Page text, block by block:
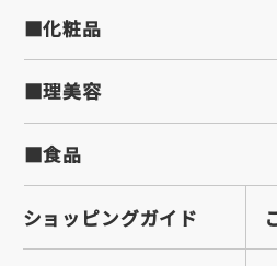
■化粧品
■理美容
■食品
ショッピングガイド